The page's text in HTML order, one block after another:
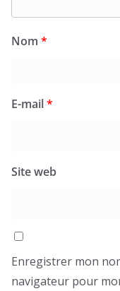
Nom *
E-mail*
Site web
Enregistrer mon
navigateur pour